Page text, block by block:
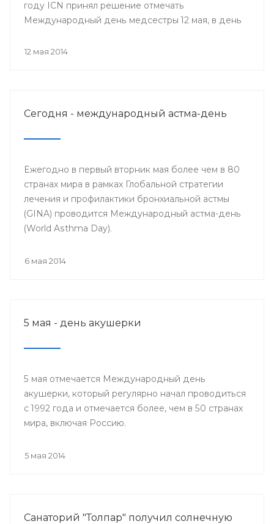
году ICN принял решение отмечать
Международный день медсестры 12 мая, в день
основательниц службы сестёр милосердия
12 мая 2014
Сегодня - международный астма-день
Ежегодно в первый вторник мая более чем в 80
странах мира в рамках Глобальной стратегии
лечения и профилактики бронхиальной астмы
(GINA) проводится Международный астма-день
(World Asthma Day).
6 мая 2014
5 мая - день акушерки
5 мая отмечается Международный день
акушерки, который регулярно начал проводиться
с 1992 года и отмечается более, чем в 50 странах
мира, включая Россию.
5 мая 2014
Санаторий "Толпар" получил солнечную